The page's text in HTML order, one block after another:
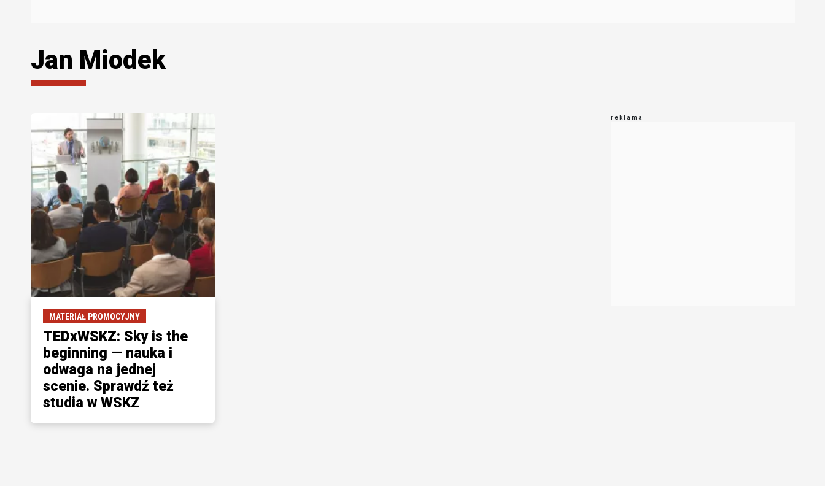
Jan Miodek
MATERIAŁ PROMOCYJNY
TEDxWSKZ: Sky is the
beginning — nauka i
odwaga na jednej
scenie. Sprawdź też
studia w WSKZ